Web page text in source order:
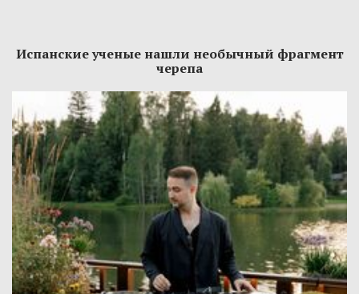
Испанские ученые нашли необычный фрагмент
черепа